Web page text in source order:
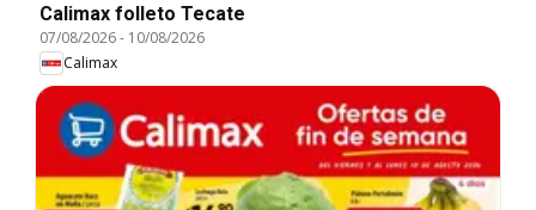
Calimax folleto Tecate
07/08/2026- 10/08/2026
Calimax